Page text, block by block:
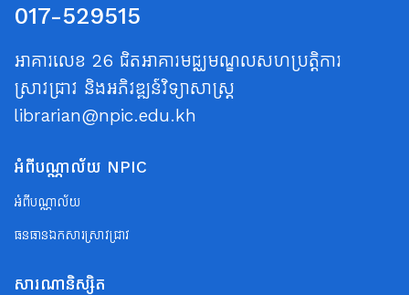
017-529515
អាគារលេខ 26 ជិតអាគារមជ្ឈមណ្ឌលសហប្រត្តិការ
ស្រាវជ្រាវ និងអភិវឌ្ឍន៍វិទ្យាសាស្ត្រ
librarian@npic.edu.kh
អំពីបណ្ណាល័យ NPIC
អំពីបណ្ណាល័យ
ធនធានឯកសារស្រាវជ្រាវ
សារណានិស្សិត